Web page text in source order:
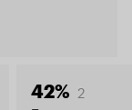
42% 2